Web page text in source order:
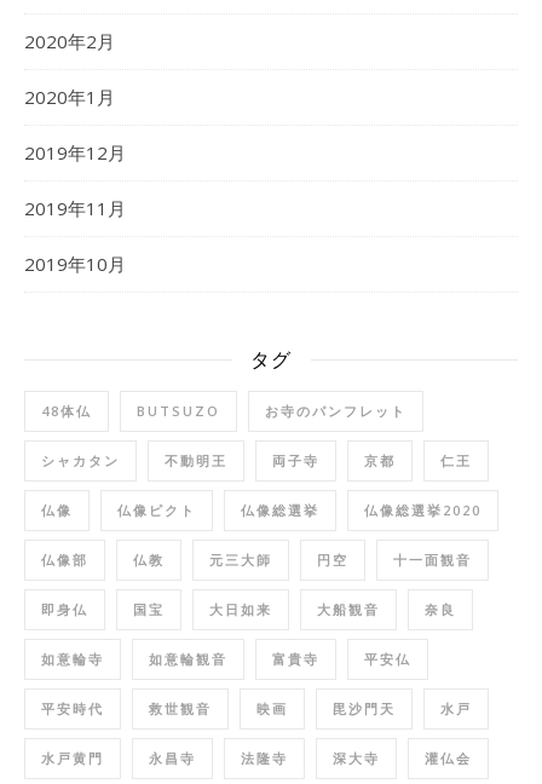
2020年2月
2020年1月
2019年12月
2019年11月
2019年10月
タグ
48体仏 BUTSUZO お寺のパンフレット
シャカタン 不動明王 両子寺 京都 仁王
仏像 仏像ピクト 仏像総選挙 仏像総選挙2020
仏像部 仏教 元三大師 円空 十一面観音
即身仏 国宝 大日如来 大船観音 奈良
如意輪寺 如意輪観音 富貴寺 平安仏
平安時代 救世観音 映画 毘沙門天 水戸
水戸黄門 永昌寺 法隆寺 深大寺 灌仏会